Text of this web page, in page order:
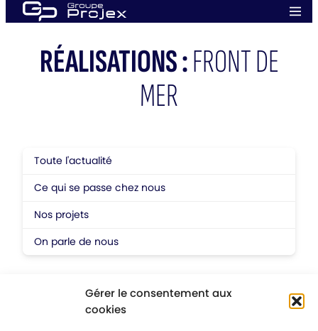
Gérer le consentement aux
cookies
Aller
au
RÉALISATIONS :FRONT DE
MER
Toute l'actualité
Ce qui se passe chez nous
Nos projets
On parle de nous